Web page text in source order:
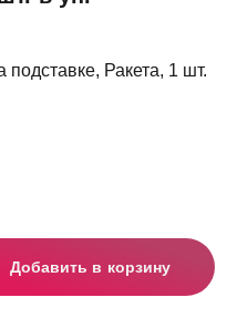
Ракета, 1 шт.
Добавить в корзину